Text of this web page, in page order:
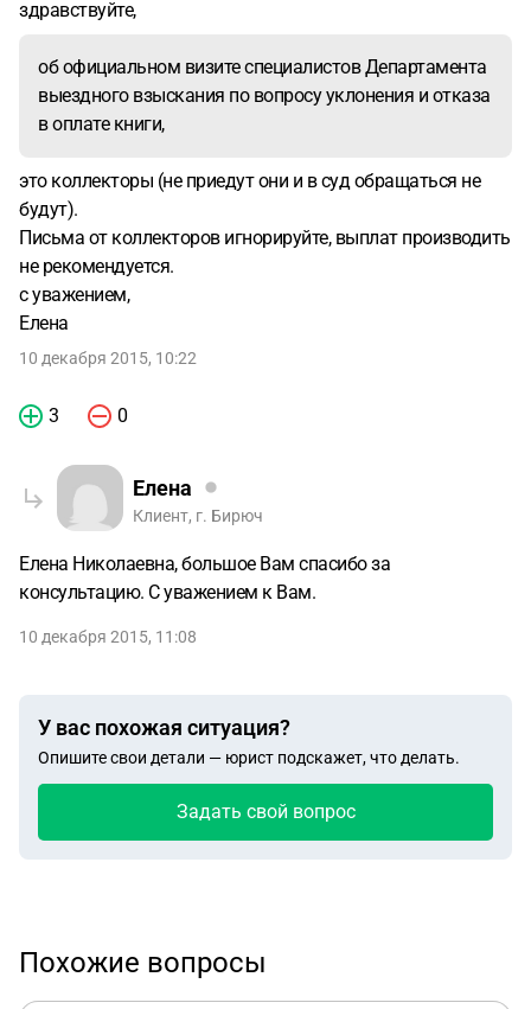
здравствуйте,
об официальном визите специалистов Департамента
выездного взыскания по вопросу уклонения и отказа
в оплате книги,
это коллекторы (не приедут они и в суд обращаться не
будут).
Письма от коллекторов игнорируйте, выплат производить
не рекомендуется.
с уважением,
Елена
10 декабря 2015, 10:22
3 0
Елена
Клиент, г. Бирюч
Елена Николаевна, большое Вам спасибо за
консультацию. С уважением к Вам.
10 декабря 2015, 11:08
У вас похожая ситуация?
Опишите свои детали — юрист подскажет, что делать.
Задать свой вопрос
Похожие вопросы